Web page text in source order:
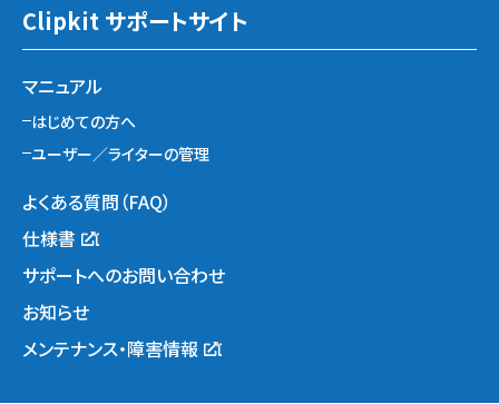
Clipkit サポートサイト
マニュアル
はじめての方へ
ユーザー／ライターの管理
よくある質問（FAQ）
仕様書
サポートへのお問い合わせ
お知らせ
メンテナンス・障害情報